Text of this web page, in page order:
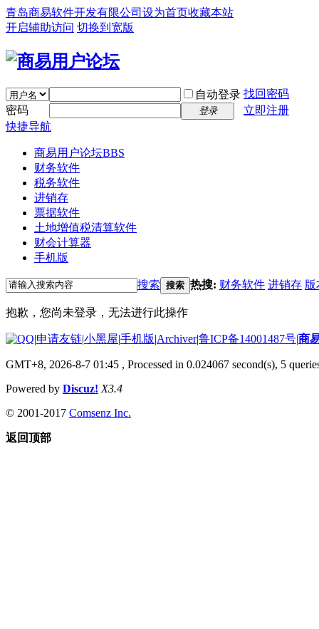
青岛商易软件开发有限公司 设为首页收藏本站
开启辅助访问 切换到宽版
自动登录 找回密码
密码
登录
立即注册
快捷导航
商易用户论坛BBS
财务软件
税务软件
进销存
票据软件
土地增值税清算软件
财会计算器
手机版
搜索 搜索 热搜: 财务软件 进销存 版
抱歉，您尚未登录，无法进行此操作
|申请友链|小黑屋|手机版|Archiver|鲁ICP备14001487号|商
GMT+8, 2026-8-7 01:45 , Processed in 0.024067 second(s), 5
Powered by Discuz! X3.4
© 2001-2017 Comsenz Inc.
返回顶部